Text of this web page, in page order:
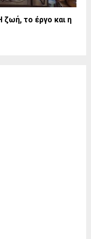
ζωή, το έργο και η